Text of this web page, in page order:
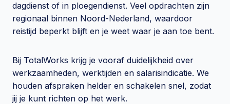
dagdienst of in ploegendienst. Veel opdrachten zijn
regionaal binnen Noord-Nederland, waardoor
reistijd beperkt blijft en je weet waar je aan toe bent.
Bij TotalWorks krijg je vooraf duidelijkheid over
werkzaamheden, werktijden en salarisindicatie. We
houden afspraken helder en schakelen snel, zodat
jij je kunt richten op het werk.